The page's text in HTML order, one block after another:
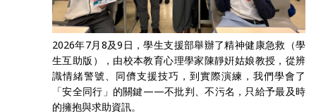
2026年7月8及9日，學生支援部舉辦了精神健康急救（學
生互助版），由校本教育心理學家陳靜姸姑娘教授，從辨
識情緒警號、同儕支援技巧，到實際演練，我們學會了
「安全同行」的關鍵——不批判、不污名，只給予最及時
的擁抱與求助資訊。